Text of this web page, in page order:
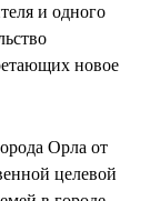
и одного
новое
Орла от
целевой